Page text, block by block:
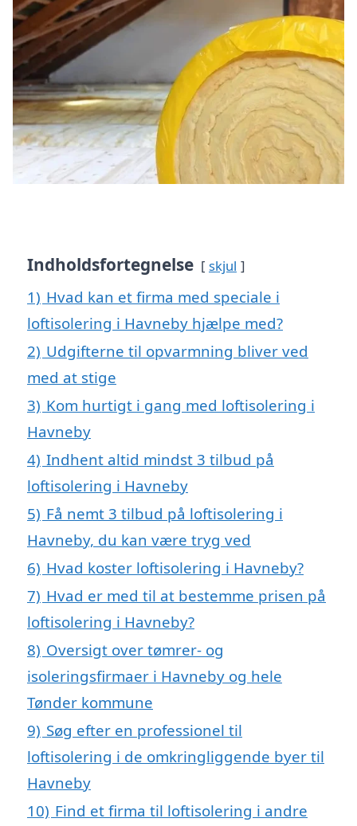
Indholdsfortegnelse skjul
1) Hvad kan et firma med speciale i
loftisolering i Havneby hjælpe med?
2) Udgifterne til opvarmning bliver ved
med at stige
3) Kom hurtigt i gang med loftisolering i
Havneby
4) Indhent altid mindst 3 tilbud på
loftisolering i Havneby
5) Få nemt 3 tilbud på loftisolering i
Havneby, du kan være tryg ved
6) Hvad koster loftisolering i Havneby?
7) Hvad er med til at bestemme prisen på
loftisolering i Havneby?
8) Oversigt over tømrer- og
isoleringsfirmaer i Havneby og hele
Tønder kommune
9) Søg efter en professionel til
loftisolering i de omkringliggende byer til
Havneby
10) Find et firma til loftisolering i andre